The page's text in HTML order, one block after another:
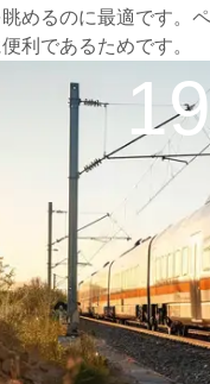
めるのに最適です
利であるためです。